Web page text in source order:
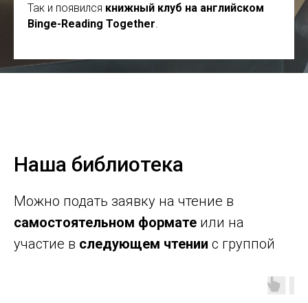
Так и появился книжный клуб на английском
Binge-Reading Together
Наша библиотека
Можно подать заявку на чтение в
самостоятельном формате или на
участие в следующем чтении с группой